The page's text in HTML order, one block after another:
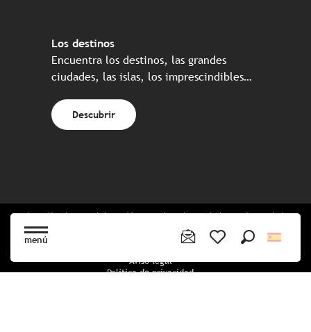
menú
Los destinos
Encuentra los destinos, las grandes
ciudades, las islas, los imprescindibles…
Descubrir
Web realizada en colaboración con el conjunto de los socios turísticos
Aviso legal
Política de privacidad